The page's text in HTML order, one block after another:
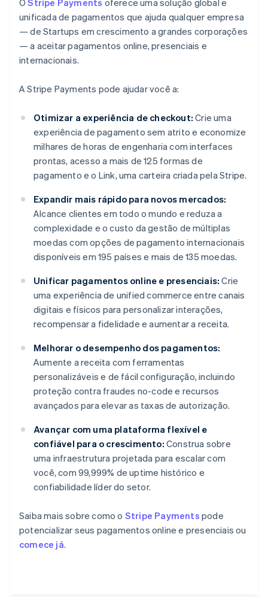
OStripe Payments oferece uma solução global e
unificada de pagamentos que ajuda qualquer empresa
— de Startups em crescimento a grandes corporações
— a aceitar pagamentos online, presenciais e
internacionais.
A Stripe Payments pode ajudar você a:
Otimizar a experiência de checkout: Crie uma
experiência de pagamento sem atrito e economize
milhares de horas de engenharia com interfaces
prontas, acesso a mais de 125 formas de
pagamento e o Link, uma carteira criada pela Stripe.
Expandir mais rápido para novos mercados:
Alcance clientes em todo o mundo e reduza a
complexidade e o custo da gestão de múltiplas
moedas com opções de pagamento internacionais
disponíveis em 195 países e mais de 135 moedas.
Unificar pagamentos online e presenciais: Crie
uma experiência de unified commerce entre canais
digitais e físicos para personalizar interações,
recompensar a fidelidade e aumentar a receita.
Melhorar o desempenho dos pagamentos:
Aumente a receita com ferramentas
personalizáveis e de fácil configuração, incluindo
proteção contra fraudes no-code e recursos
avançados para elevar as taxas de autorização.
Avançar com uma plataforma flexível e
confiável para o crescimento: Construa sobre
uma infraestrutura projetada para escalar com
você, com 99,999% de uptime histórico e
confiabilidade líder do setor.
Saiba mais sobre como o Stripe Payments pode
potencializar seus pagamentos online e presenciais ou
comece já.